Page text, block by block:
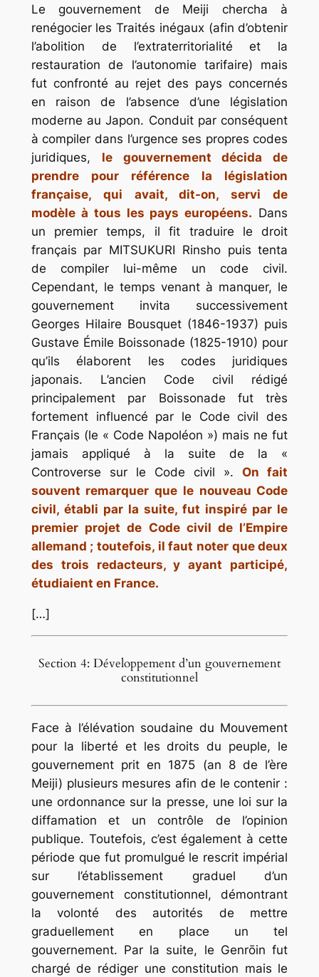
Le gouvernement de Meiji chercha à
renégocier les Traités inégaux (afin d’obtenir
l’abolition de l’extraterritorialité et la
restauration de l’autonomie tarifaire) mais
fut confronté au rejet des pays concernés
en raison de l’absence d’une législation
moderne au Japon. Conduit par conséquent
à compiler dans l’urgence ses propres codes
juridiques, le gouvernement décida de
prendre pour référence la législation
française, qui avait, dit-on, servi de
modèle à tous les pays européens. Dans
un premier temps, il fit traduire le droit
français par MITSUKURI Rinsho puis tenta
de compiler lui-même un code civil.
Cependant, le temps venant à manquer, le
gouvernement invita successivement
Georges Hilaire Bousquet (1846-1937) puis
Gustave Émile Boissonade (1825-1910) pour
qu’ils élaborent les codes juridiques
japonais. L’ancien Code civil rédigé
principalement par Boissonade fut très
fortement influencé par le Code civil des
Français (le « Code Napoléon ») mais ne fut
jamais appliqué à la suite de la «
Controverse sur le Code civil ».On fait
souvent remarquer que le nouveau Code
civil, établi par la suite, fut inspiré par le
premier projet de Code civil de l’Empire
allemand ; toutefois, il faut noter que deux
des trois redacteurs, y ayant participé,
étudiaient en France.
[…]
Section 4: Développement d’un gouvernement
constitutionnel
Face à l’élévation soudaine du Mouvement
pour la liberté et les droits du peuple, le
gouvernement prit en 1875 (an 8 de l’ère
Meiji) plusieurs mesures afin de le contenir :
une ordonnance sur la presse, une loi sur la
diffamation et un contrôle de l’opinion
publique. Toutefois, c’est également à cette
période que fut promulgué le rescrit impérial
sur l’établissement graduel d’un
gouvernement constitutionnel, démontrant
la volonté des autorités de mettre
graduellement en place un tel
gouvernement. Par la suite, le Genrōin fut
chargé de rédiger une constitution mais le